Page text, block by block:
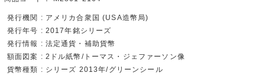
発行機関 : アメリカ合衆国 (USA造幣局)
発行年号 : 2017年銘シリーズ
発行情報 : 法定通貨・補助貨幣
額面図案 : 2ドル紙幣/トーマス・ジェファーソン像
貨幣種類 : シリーズ 2013年/グリーンシール